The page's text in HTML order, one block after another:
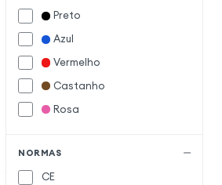
Preto
Azul
Vermelho
Castanho
Rosa
NORMAS
CE